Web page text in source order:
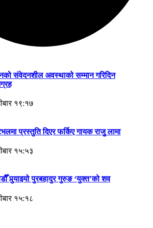
संवेदनशील अवस्थाको सम्मान गरिदिन
१९:१७
प्रस्तुति दिएर फर्किए गायक राजुु लामा
१५:५३
पुर्‍याइयो पुरबहादुर गुरुङ ‘युक्त’को शव
१५:१८